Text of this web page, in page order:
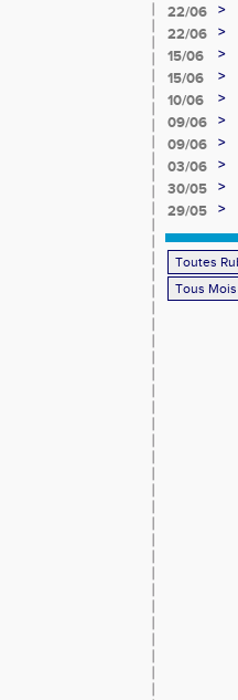
22/06
>
22/06
>
15/06
>
15/06
>
10/06
>
09/06
>
09/06
>
03/06
>
30/05
>
29/05
>